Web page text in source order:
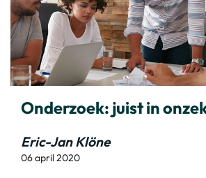
Onderzoek: juist in
Eric-Jan Klöne
06 april 2020